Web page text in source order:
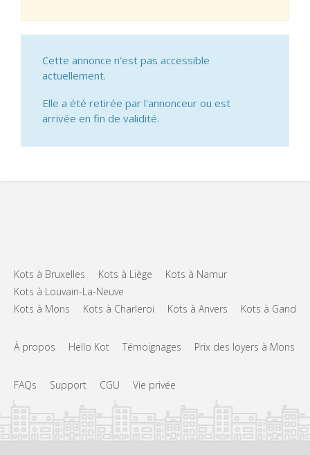
Cette annonce n'est pas accessible
actuellement.
Elle a été retirée par l'annonceur ou est
arrivée en fin de validité.
Kots à Bruxelles Kots à Liège
Kots à Namur
Kots à Louvain-La-Neuve
Kots à Mons
Kots à Charleroi Kots à Anvers Kots à Gand
À propos Hello Kot Témoignages Prix des loyers à Mons
FAQs Support CGU Vie privée